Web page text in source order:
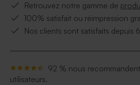
Retrouvez notre gamme de
100% satisfait ou réimpression
Nos clients sont satisfaits depuis
92 % nous
utilisateurs.